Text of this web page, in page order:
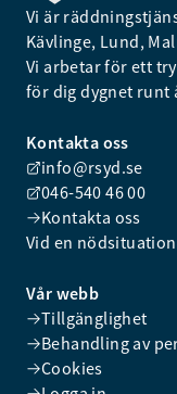
Vi är
Kävlinge, Lund,
Vi arbetar för ett
för dig dygnet runt
Kontakta oss
info@rsyd.se
046-540 46 00
Kontakta oss
Vid en
Vår webb
Tillgänglighet
Behandling av
Cookies